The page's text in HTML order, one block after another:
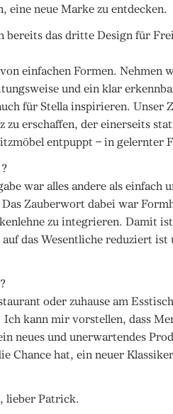
eine neue Marke zu entdecken.
bereits das dritte Design für
einfachen Formen. Nehmen
und ein klar
für Stella inspirieren. Unser
zu erschaffen, der einerseits
entpuppt – in gelernter
war alles andere als einfach
Zauberwort dabei war
zu integrieren. Damit
das Wesentliche reduziert
oder zuhause am
Ich kann mir vorstellen, dass
neues und unerwartendes
Chance hat, ein neuer
lieber Patrick.